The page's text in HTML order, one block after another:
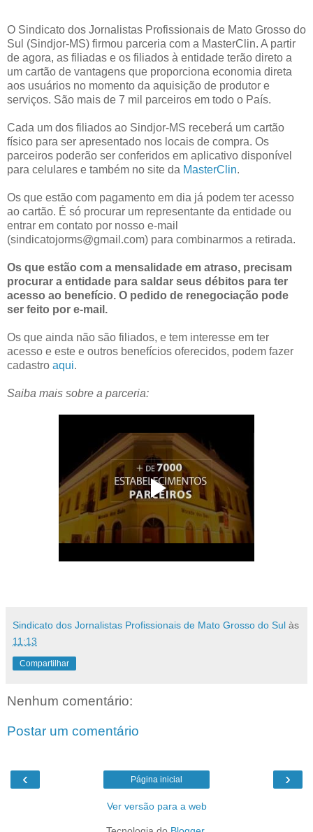
O Sindicato dos Jornalistas Profissionais de Mato Grosso do
Sul (Sindjor-MS) firmou parceria com a MasterClin. A partir
de agora, as filiadas e os filiados à entidade terão direto a
um cartão de vantagens que proporciona economia direta
aos usuários no momento da aquisição de produtor e
serviços. São mais de 7 mil parceiros em todo o País.
Cada um dos filiados ao Sindjor-MS receberá um cartão
físico para ser apresentado nos locais de compra. Os
parceiros poderão ser conferidos em aplicativo disponível
para celulares e também no site da MasterClin.
Os que estão com pagamento em dia já podem ter acesso
ao cartão. É só procurar um representante da entidade ou
entrar em contato por nosso e-mail
(sindicatojorms@gmail.com) para combinarmos a retirada.
Os que estão com a mensalidade em atraso, precisam
procurar a entidade para saldar seus débitos para ter
acesso ao benefício. O pedido de renegociação pode
ser feito por e-mail.
Os que ainda não são filiados, e tem interesse em ter
acesso e este e outros benefícios oferecidos, podem fazer
cadastro aqui.
Saiba mais sobre a parceria:
Sindicato dos Jornalistas Profissionais de Mato Grosso do Sul às
11:13
Compartilhar
Nenhum comentário:
Postar um comentário
‹ ›
Página inicial
Ver versão para a web